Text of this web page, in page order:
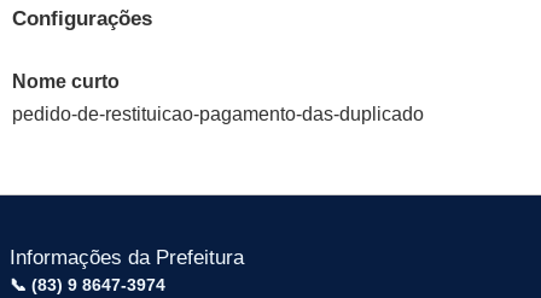
Configurações
Nome curto
pedido-de-restituicao-pagamento-das-duplicado
Informações da Prefeitura
📞 (83) 9 8647-3974